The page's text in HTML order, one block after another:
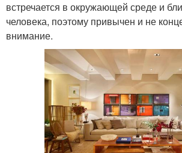
встречается в окружающей среде и
человека, поэтому привычен и не
внимание.